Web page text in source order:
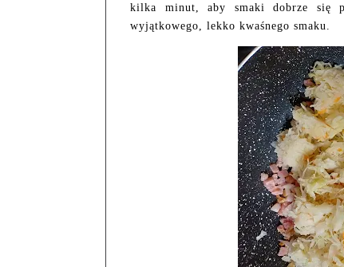
kilka minut, aby smaki dobrze się
wyjątkowego, lekko kwaśnego smaku.